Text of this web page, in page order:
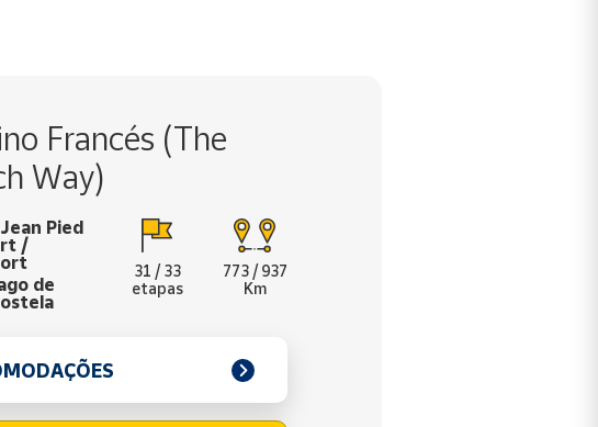
Francés (The
Way)
Pied
/
de
31 / 33
etapas
773 / 937
Km